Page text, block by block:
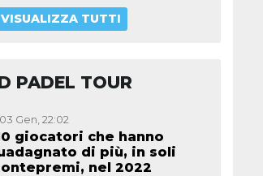
VISUALIZZA TUTTI
PADEL TOUR
03 Gen, 22:02
giocatori che hanno
di più, in soli
nel 2022